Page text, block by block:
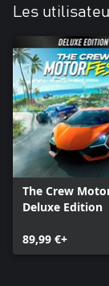
Les
The Crew
Deluxe Edition
89,99 €+